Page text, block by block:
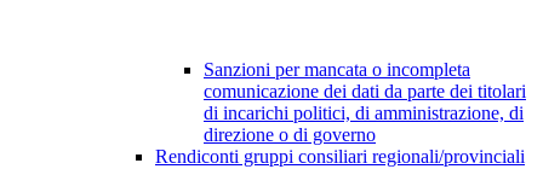
Sanzioni per mancata o incompleta
comunicazione dei dati da parte dei titolari
di incarichi politici, di amministrazione, di
direzione o di governo
Rendiconti gruppi consiliari regionali/provinciali